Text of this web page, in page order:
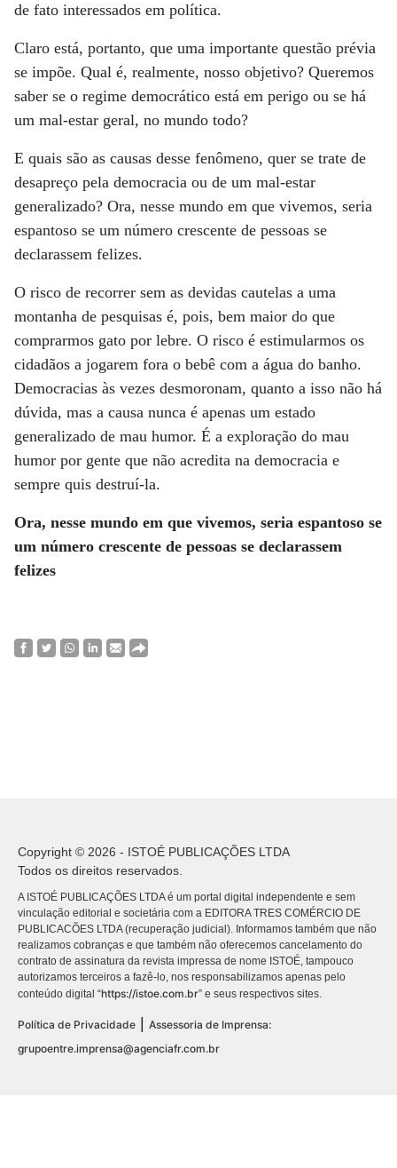
de fato interessados em política.
Claro está, portanto, que uma importante questão prévia
se impõe. Qual é, realmente, nosso objetivo? Queremos
saber se o regime democrático está em perigo ou se há
um mal-estar geral, no mundo todo?
E quais são as causas desse fenômeno, quer se trate de
desapreço pela democracia ou de um mal-estar
generalizado? Ora, nesse mundo em que vivemos, seria
espantoso se um número crescente de pessoas se
declarassem felizes.
O risco de recorrer sem as devidas cautelas a uma
montanha de pesquisas é, pois, bem maior do que
comprarmos gato por lebre. O risco é estimularmos os
cidadãos a jogarem fora o bebê com a água do banho.
Democracias às vezes desmoronam, quanto a isso não há
dúvida, mas a causa nunca é apenas um estado
generalizado de mau humor. É a exploração do mau
humor por gente que não acredita na democracia e
sempre quis destruí-la.
Ora, nesse mundo em que vivemos, seria espantoso se
um número crescente de pessoas se declarassem
felizes
Copyright © 2026 - ISTOÉ PUBLICAÇÕES LTDA
Todos os direitos reservados.
A ISTOÉ PUBLICAÇÕES LTDA é um portal digital independente e sem
vinculação editorial e societária com a EDITORA TRES COMÉRCIO DE
PUBLICACÕES LTDA (recuperação judicial). Informamos também que não
realizamos cobranças e que também não oferecemos cancelamento do
contrato de assinatura da revista impressa de nome ISTOÉ, tampouco
autorizamos terceiros a fazê-lo, nos responsabilizamos apenas pelo
conteúdo digital “https://istoe.com.br” e seus respectivos sites.
Política de Privacidade
Assessoria de Imprensa:
grupoentre.imprensa@agenciafr.com.br